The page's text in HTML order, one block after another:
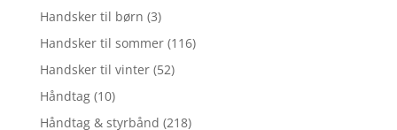
Handsker til børn (3)
Handsker til sommer (116)
Handsker til vinter (52)
Håndtag (10)
Håndtag & styrbånd (218)